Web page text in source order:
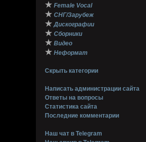
★ Female Vocal
★ СНГ/Зарубеж
★ Дискографии
★ Сборники
★ Видео
★ Неформат
Скрыть категории
Написать администрации сайта
Ответы на вопросы
Статистика сайта
Последние комментарии
Наш чат в Telegram